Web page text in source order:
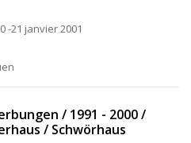
-21 janvier 2001
/ 1991 - 2000 /
/ Schwörhaus